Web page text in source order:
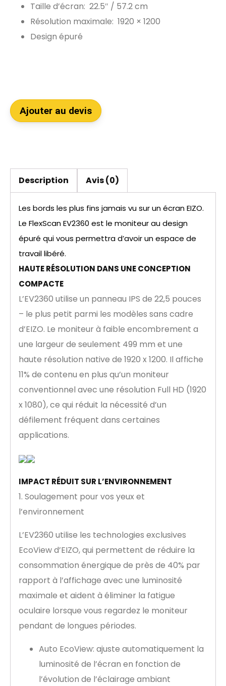
Taille d’écran: 22.5″ / 57.2 cm
Résolution maximale: 1920 × 1200
Design épuré
Ajouter au devis
Description Avis (0)
Les bords les plus fins jamais vu sur un écran EIZO.
Le FlexScan EV2360 est le moniteur au design
épuré qui vous permettra d’avoir un espace de
travail libéré.
HAUTE RÉSOLUTION DANS UNE CONCEPTION
COMPACTE
L’EV2360 utilise un panneau IPS de 22,5 pouces
– le plus petit parmi les modèles sans cadre
d’EIZO. Le moniteur à faible encombrement a
une largeur de seulement 499 mm et une
haute résolution native de 1920 x 1200. Il affiche
11% de contenu en plus qu’un moniteur
conventionnel avec une résolution Full HD (1920
x 1080), ce qui réduit la nécessité d’un
défilement fréquent dans certaines
applications.
IMPACT RÉDUIT SUR L’ENVIRONNEMENT
1. Soulagement pour vos yeux et
l’environnement
L’EV2360 utilise les technologies exclusives
EcoView d’EIZO, qui permettent de réduire la
consommation énergique de près de 40% par
rapport à l’affichage avec une luminosité
maximale et aident à éliminer la fatigue
oculaire lorsque vous regardez le moniteur
pendant de longues périodes.
Auto EcoView: ajuste automatiquement la
luminosité de l’écran en fonction de
l’évolution de l’éclairage ambiant